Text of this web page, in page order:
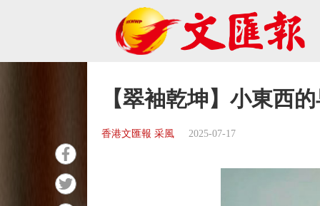
【翠袖乾坤】小東西
香港文匯報 采風 2025-07-17